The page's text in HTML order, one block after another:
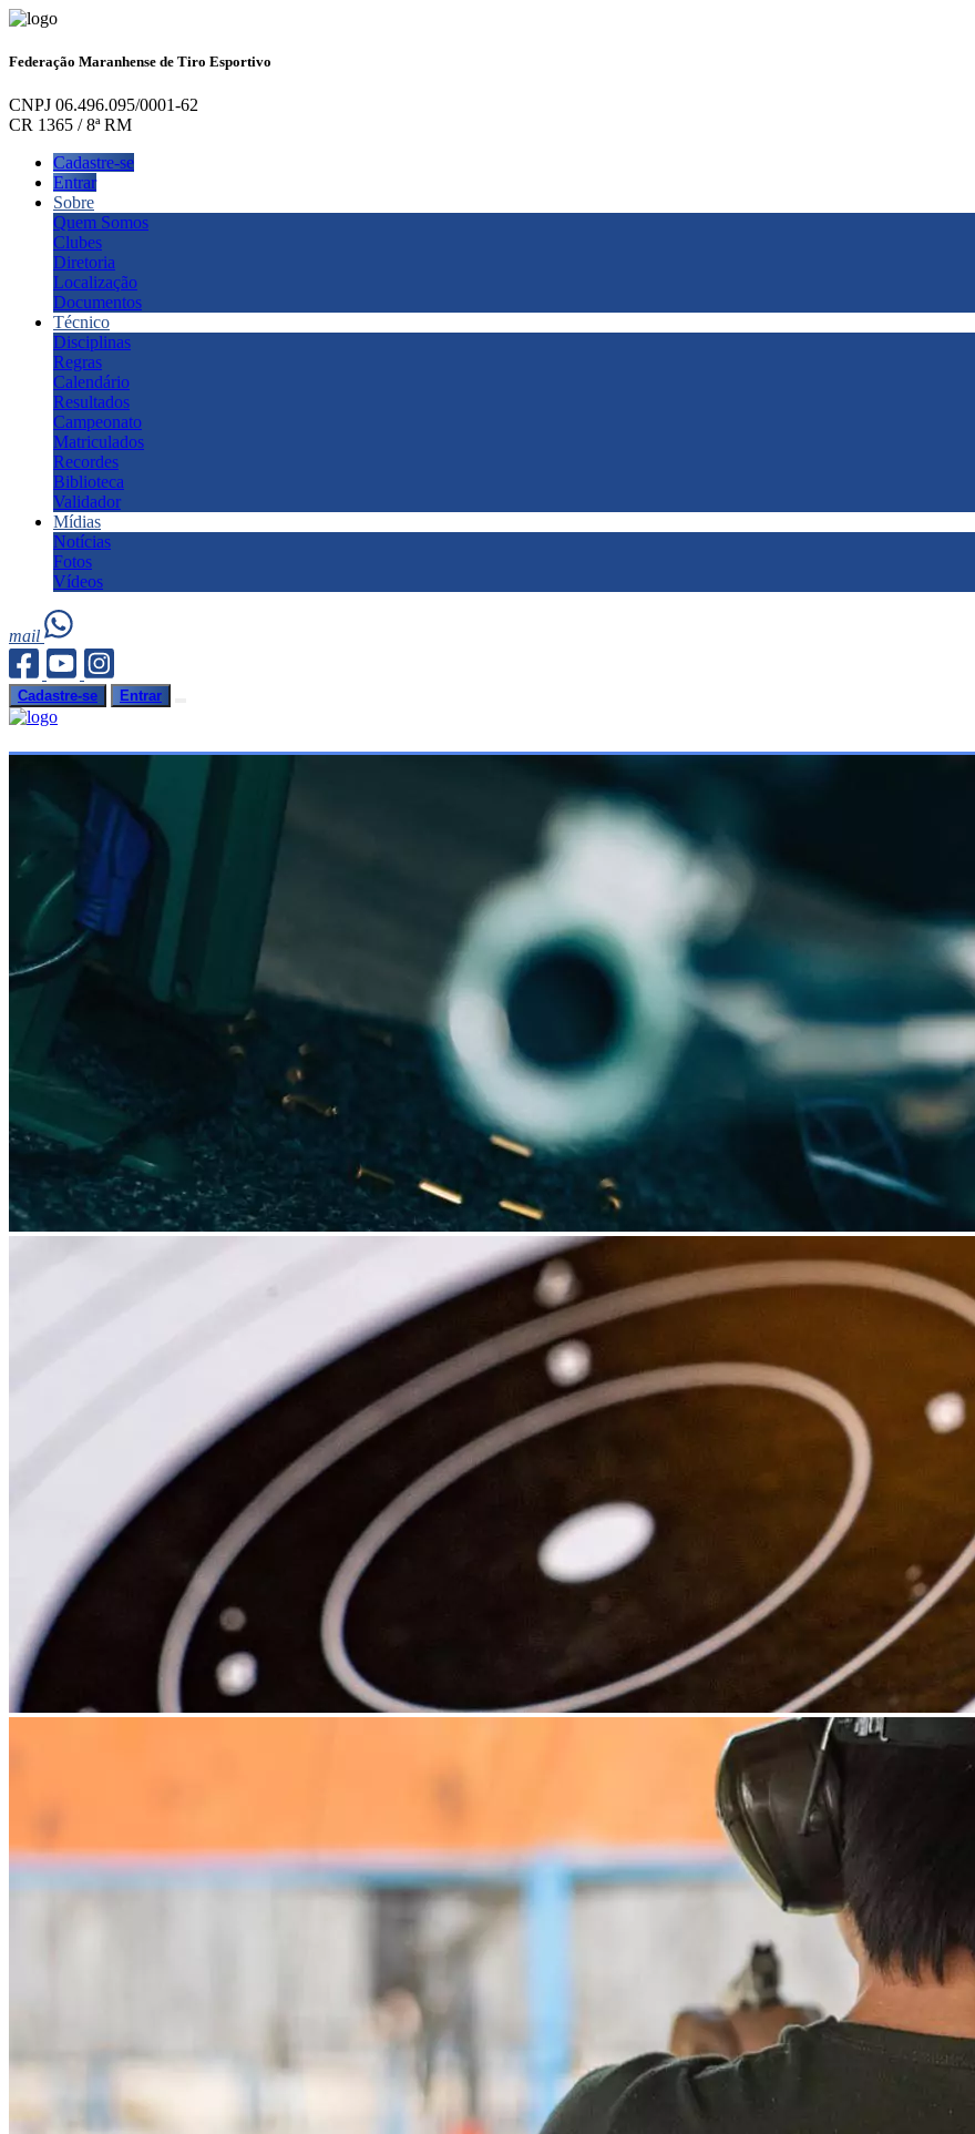
Federação Maranhense de Tiro Esportivo
CNPJ 06.496.095/0001-62
CR 1365 / 8ª RM
Cadastre-se
Entrar
Sobre
Quem Somos
Clubes
Diretoria
Localização
Documentos
Técnico
Disciplinas
Regras
Calendário
Resultados
Campeonato
Matriculados
Recordes
Biblioteca
Validador
Mídias
Notícias
Fotos
Vídeos
mail
Cadastre-se Entrar